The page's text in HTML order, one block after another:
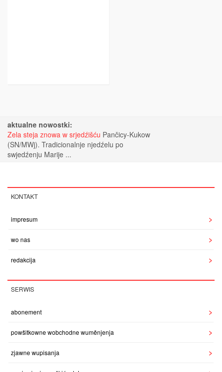
aktualne nowostki:
Zela steja znowa w srjedźišću Pančicy-Kukow
(SN/MWj). Tradicionalnje njedźelu po
swjedźenju Marije ...
KONTAKT
impresum
wo nas
redakcija
SERWIS
abonement
powšitkowne wobchodne wuměnjenja
zjawne wupisanja